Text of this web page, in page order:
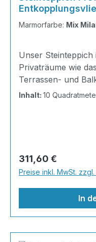
Marmorfarbe: Mix
Unser
Privaträume wie
Terrassen- und
Gewerbeobjekte
und einfach zu
Shop nach Ihrer
gleich los.
den Charakter der
Inhalt: 10
Regulärer Preis:
311,60 €
Preise inkl. MwSt.
In